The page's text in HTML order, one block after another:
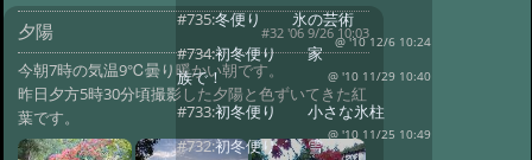
夕陽 #32 '06 9/26 10:03
今朝7時の気温9℃曇り暖かい朝です。
昨日夕方5時30分頃撮影した夕陽と色ずいてきた紅
葉です。
#735:冬便り 氷の芸術
@ '10 12/6 10:24
#734:初冬便り 家
族で！
@ '10 11/29 10:40
#733:初冬便り 小さな氷柱
@ '10 11/25 10:49
#732:初冬便り 雪